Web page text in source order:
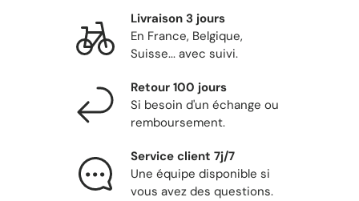
Livraison 3 jours
En France, Belgique,
Suisse... avec suivi.
Retour 100 jours
Si besoin d'un échange ou
remboursement.
Service client 7j/7
Une équipe disponible si
vous avez des questions.